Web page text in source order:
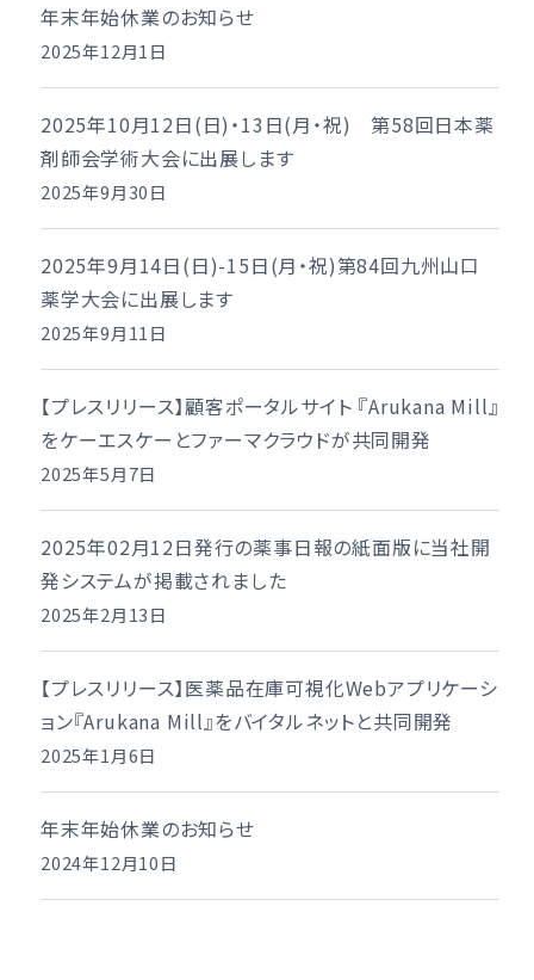
年末年始休業のお知らせ
2025年12月1日
2025年10月12日(日)・13日(月・祝) 第58回日本薬
剤師会学術大会に出展します
2025年9月30日
2025年9月14日(日)-15日(月・祝)第84回九州山口
薬学大会に出展します
2025年9月11日
【プレスリリース】顧客ポータルサイト 『Arukana Mill』
をケーエスケーとファーマクラウドが共同開発
2025年5月7日
2025年02月12日発行の薬事日報の紙面版に当社開
発システムが掲載されました
2025年2月13日
【プレスリリース】医薬品在庫可視化Webアプリケーシ
ョン『Arukana Mill』をバイタルネットと共同開発
2025年1月6日
年末年始休業のお知らせ
2024年12月10日